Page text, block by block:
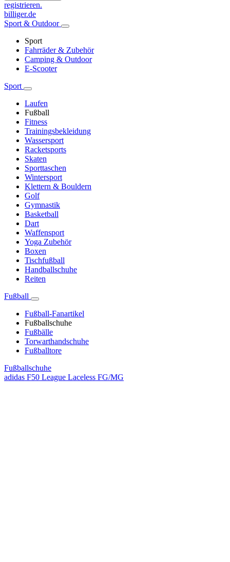
registrieren.
billiger.de
Sport & Outdoor
Sport
Fahrräder & Zubehör
Camping & Outdoor
E-Scooter
Sport
Laufen
Fußball
Fitness
Trainingsbekleidung
Wassersport
Racketsports
Skaten
Sporttaschen
Wintersport
Klettern & Bouldern
Golf
Gymnastik
Basketball
Dart
Waffensport
Yoga Zubehör
Boxen
Tischfußball
Handballschuhe
Reiten
Fußball
Fußball-Fanartikel
Fußballschuhe
Fußbälle
Torwarthandschuhe
Fußballtore
Fußballschuhe
adidas F50 League Laceless FG/MG